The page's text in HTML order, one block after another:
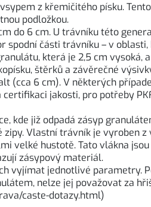
z křemičitého písku.
podložkou.
do 6 cm. U trávníku této
části trávníku – v
která je 2,5 cm vysoká,
štěrků a závěrečné
(cca 6 cm). V některých
jakosti, pro potřeby
kde již odpadá zásyp
Vlastní trávník je vyroben
velké hustotě. Tato vlákna
zásypový materiál.
vyjímat jednotlivé parametry.
nelze jej považovat za
caste-dotazy.html)